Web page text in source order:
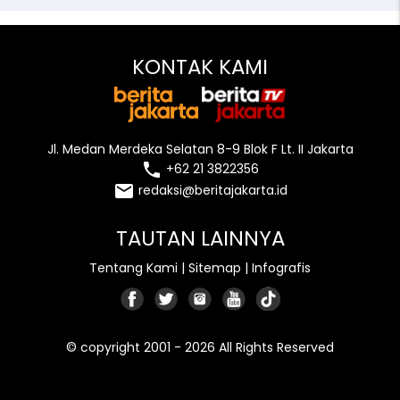
KONTAK KAMI
Jl. Medan Merdeka Selatan 8-9 Blok F Lt. II Jakarta
local_phone +62 21 3822356
email redaksi@beritajakarta.id
TAUTAN LAINNYA
Tentang Kami | Sitemap | Infografis
© copyright 2001 - 2026 All Rights Reserved